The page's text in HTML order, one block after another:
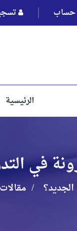
حساب
الرئيسية
في
الجديد؟ مقالات